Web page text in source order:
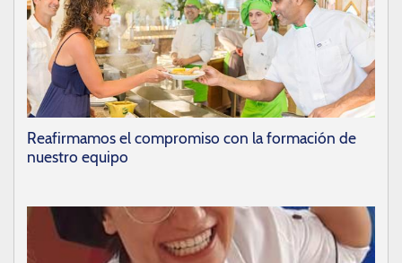
Reafirmamos el compromiso con la formación de
nuestro equipo